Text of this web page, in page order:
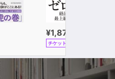
¥1,870
チケット